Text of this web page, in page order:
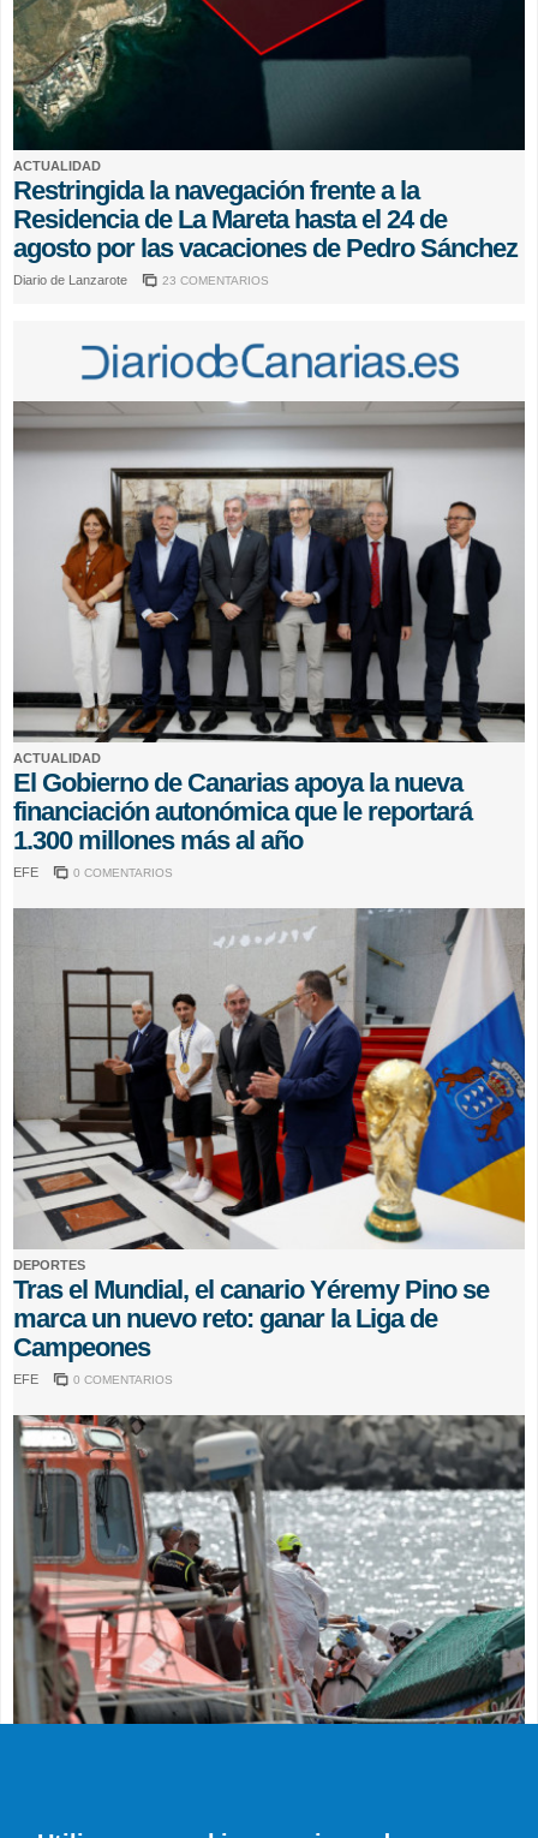
ACTUALIDAD
Restringida la navegación frente a la
Residencia de La Mareta hasta el 24 de
agosto por las vacaciones de Pedro Sánchez
Diario de Lanzarote 23 COMENTARIOS
ACTUALIDAD
El Gobierno de Canarias apoya la nueva
financiación autonómica que le reportará
1.300 millones más al año
EFE 0 COMENTARIOS
DEPORTES
Tras el Mundial, el canario Yéremy Pino se
marca un nuevo reto: ganar la Liga de
Campeones
EFE 0 COMENTARIOS